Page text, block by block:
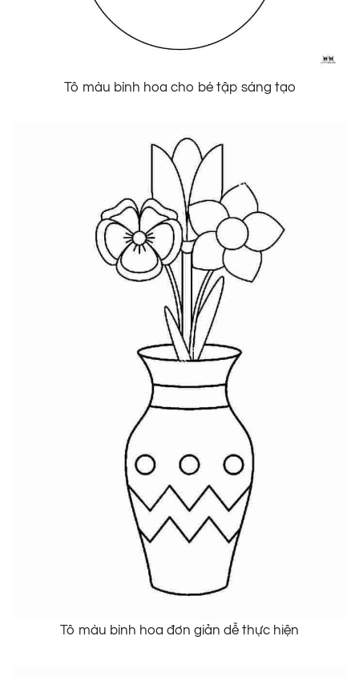
Tô màu bình hoa cho bé tập sáng tạo
Tô màu bình hoa đơn giản dễ thực hiện